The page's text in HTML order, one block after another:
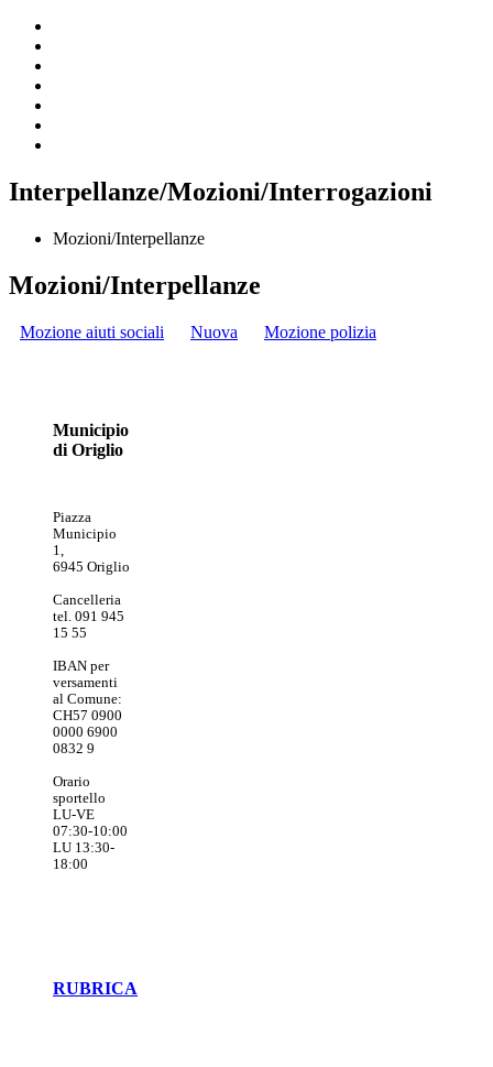
Interpellanze/Mozioni/Interrogazioni
Mozioni/Interpellanze
Mozioni/Interpellanze
Mozione aiuti sociali Nuova Mozione polizia
Municipio
di Origlio
Piazza
Municipio
1,
6945 Origlio
Cancelleria
tel. 091 945
15 55
IBAN per
versamenti
al Comune:
CH57 0900
0000 6900
0832 9
Orario
sportello
LU-VE
07:30-10:00
LU 13:30-
18:00
RUBRICA